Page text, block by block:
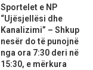
Sportelet e NP
“Ujësjellësi dhe
Kanalizimi” – Shkup
nesër do të punojnë
nga ora 7:30 deri në
15:30, e mërkura